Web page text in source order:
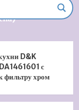
Briana SX-
D&K
с
фильтру хром